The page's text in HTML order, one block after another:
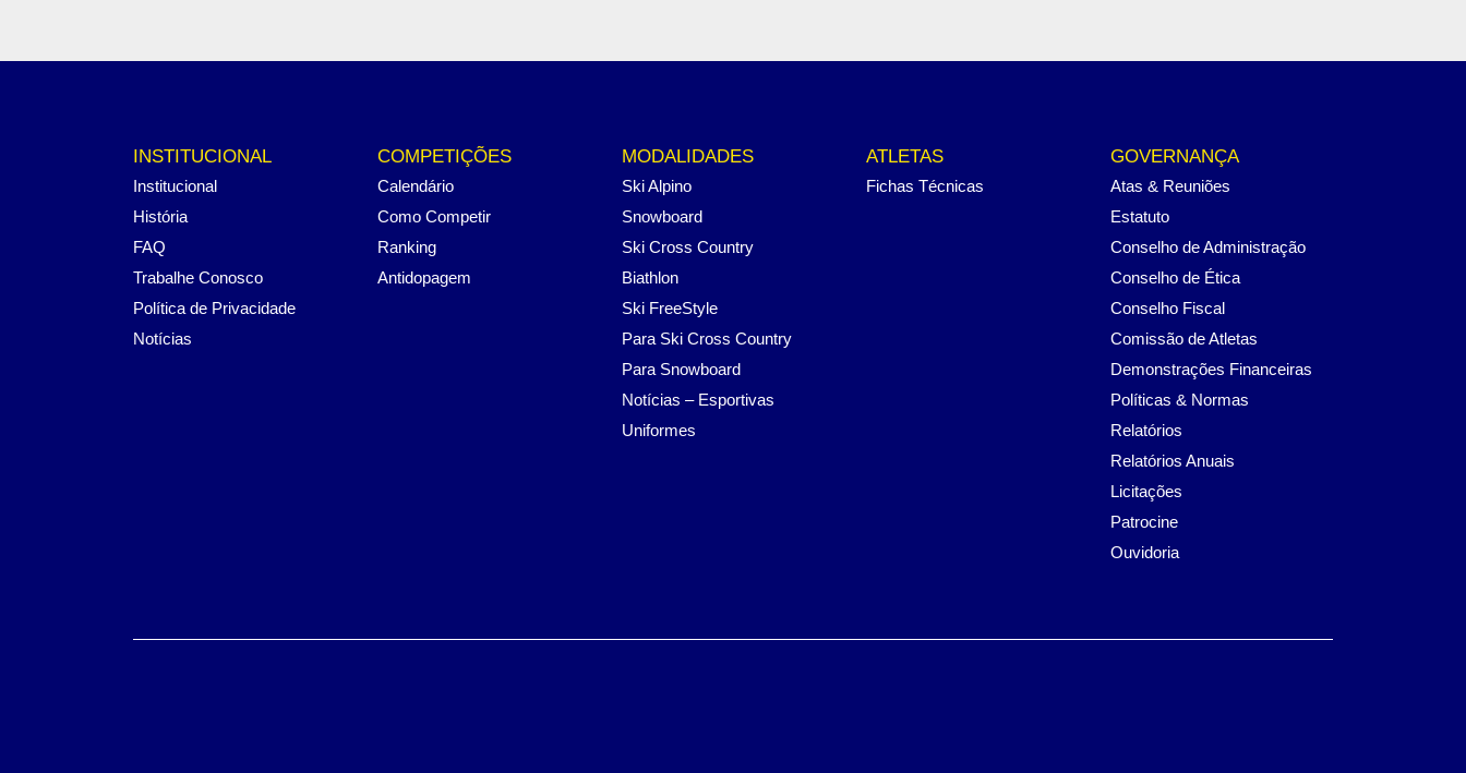
INSTITUCIONAL
Institucional
História
FAQ
Trabalhe Conosco
Política de Privacidade
Notícias
COMPETIÇÕES
Calendário
Como Competir
Ranking
Antidopagem
MODALIDADES
Ski Alpino
Snowboard
Ski Cross Country
Biathlon
Ski FreeStyle
Para Ski Cross Country
Para Snowboard
Notícias – Esportivas
Uniformes
ATLETAS
Fichas Técnicas
GOVERNANÇA
Atas & Reuniões
Estatuto
Conselho de Administração
Conselho de Ética
Conselho Fiscal
Comissão de Atletas
Demonstrações Financeiras
Políticas & Normas
Relatórios
Relatórios Anuais
Licitações
Patrocine
Ouvidoria